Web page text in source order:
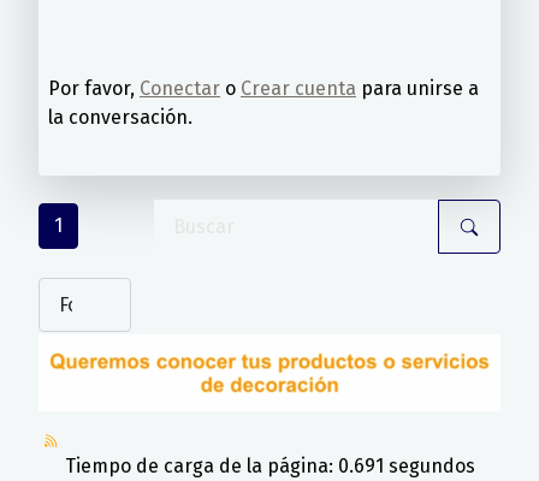
Por favor, Conectar o Crear cuenta para unirse a
la conversación.
1
Tiempo de carga de la página: 0.691 segundos